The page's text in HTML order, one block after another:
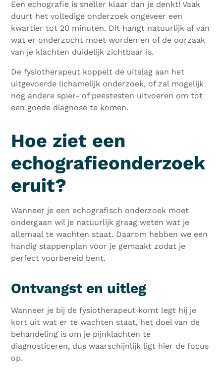
Een echografie is sneller klaar dan je denkt! Vaak
duurt het volledige onderzoek ongeveer een
kwartier tot 20 minuten. Dit hangt natuurlijk af van
wat er onderzocht moet worden en of de oorzaak
van je klachten duidelijk zichtbaar is.
De fysiotherapeut koppelt de uitslag aan het
uitgevoerde lichamelijk onderzoek, of zal mogelijk
nog andere spier- of peestesten uitvoeren om tot
een goede diagnose te komen.
Hoe ziet een
echografieonderzoek
eruit?
Wanneer je een echografisch onderzoek moet
ondergaan wil je natuurlijk graag weten wat je
allemaal te wachten staat. Daarom hebben we een
handig stappenplan voor je gemaakt zodat je
perfect voorbereid bent.
Ontvangst en uitleg
Wanneer je bij de fysiotherapeut komt legt hij je
kort uit wat er te wachten staat, het doel van de
behandeling is om je pijnklachten te
diagnosticeren, dus waarschijnlijk ligt hier de focus
op.